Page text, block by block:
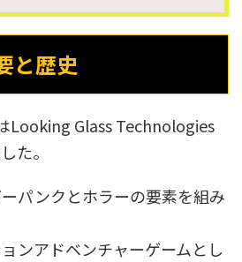
と歴史
Looking Glass Technologies
た。
パンクとホラーの要素を組み
ンアドベンチャーゲームとし